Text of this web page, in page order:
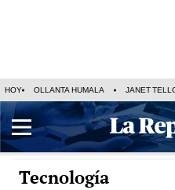
HOY OLLANTA HUMALA JANET
Tecnología